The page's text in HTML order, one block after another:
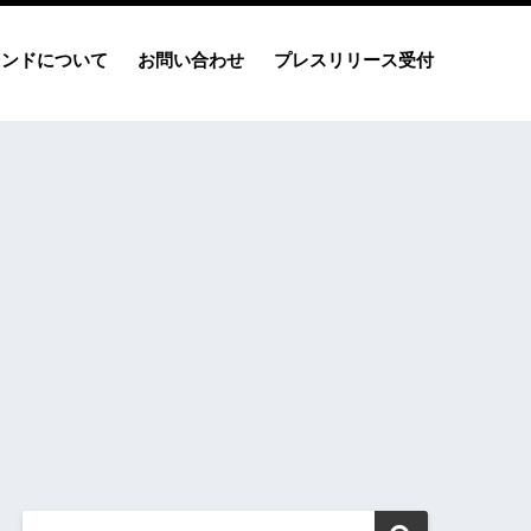
ドについて お問い合わせ プレスリリース受付